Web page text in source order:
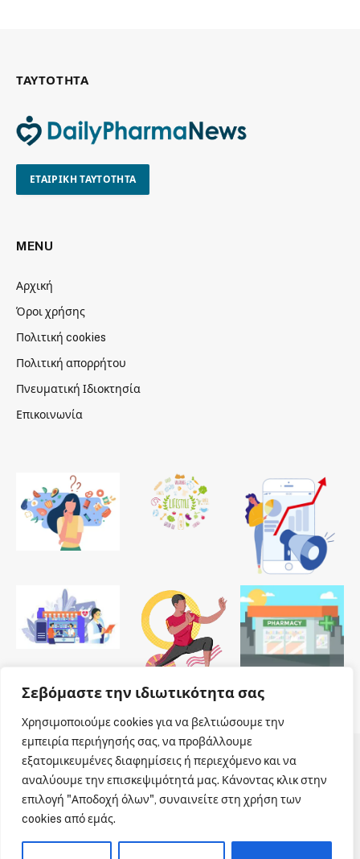
Σεβόμαστε την ιδιωτικότητα σας
Χρησιμοποιούμε cookies για να βελτιώσουμε την
εμπειρία περιήγησής σας, να προβάλλουμε
εξατομικευμένες διαφημίσεις ή περιεχόμενο και να
αναλύουμε την επισκεψιμότητά μας. Κάνοντας κλικ στην
επιλογή "Αποδοχή όλων", συναινείτε στη χρήση των
cookies από εμάς.
ΤΑΥΤΟΤΗΤΑ
ΕΤΑΙΡΙΚΗ ΤΑΥΤΟΤΗΤΑ
MENU
Αρχική
Όροι χρήσης
Πολιτική cookies
Πολιτική απορρήτου
Πνευματική Ιδιοκτησία
Επικοινωνία
© 2026 Dailypharmanews. Designed byDailypharmanews
Αρχική Όροι χρήσης
Πολιτική cookies
Πολιτική απορρήτου